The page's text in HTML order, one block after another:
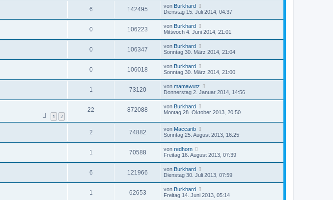
6 142495 von Burkhard
Dienstag 15. Juli 2014, 04:37
0 106223 von Burkhard
Mittwoch 4. Juni 2014, 21:01
0 106347 von Burkhard
Sonntag 30. März 2014, 21:04
0 106018 von Burkhard
Sonntag 30. März 2014, 21:00
1 73120 von mamawutz
Donnerstag 2. Januar 2014, 14:56
1 2
22 872088 von Burkhard
Montag 28. Oktober 2013, 20:50
2 74882 von Maccarib
Sonntag 25. August 2013, 16:25
1 70588 von redhorn
Freitag 16. August 2013, 07:39
6 121966 von Burkhard
Dienstag 30. Juli 2013, 07:59
1 62653 von Burkhard
Freitag 14. Juni 2013, 05:14